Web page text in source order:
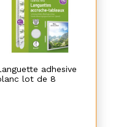
adhesive
lot de 8